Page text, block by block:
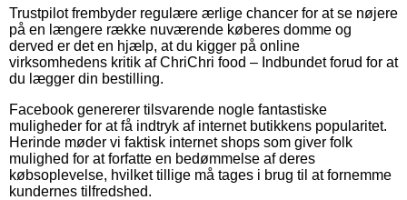
Trustpilot frembyder regulære ærlige chancer for at se nøjere
på en længere række nuværende køberes domme og
derved er det en hjælp, at du kigger på online
virksomhedens kritik af ChriChri food – Indbundet forud for at
du lægger din bestilling.
Facebook genererer tilsvarende nogle fantastiske
muligheder for at få indtryk af internet butikkens popularitet.
Herinde møder vi faktisk internet shops som giver folk
mulighed for at forfatte en bedømmelse af deres
købsoplevelse, hvilket tillige må tages i brug til at fornemme
kundernes tilfredshed.